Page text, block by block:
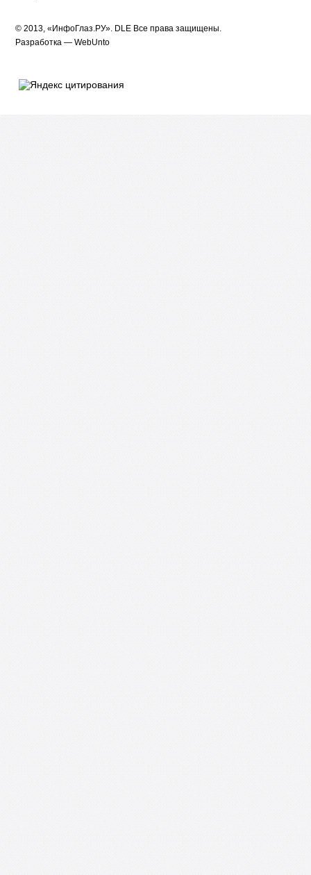
© 2013, «ИнфоГлаз.РУ». DLE Все права защищены.
Разработка —WebUnto